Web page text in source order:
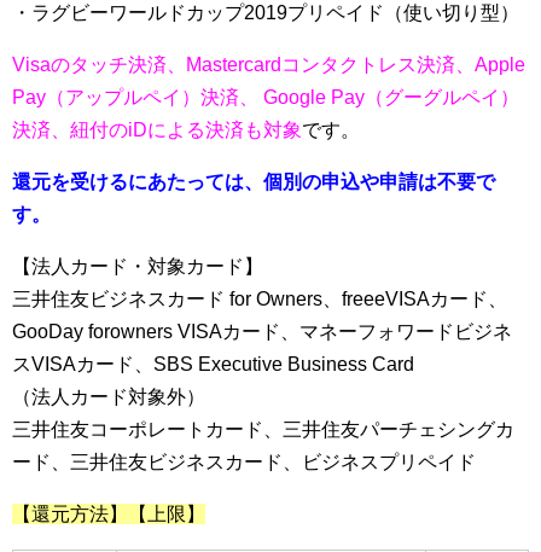
・ラグビーワールドカップ2019プリペイド（使い切り型）
Visaのタッチ決済、Mastercardコンタクトレス決済、Apple
Pay（アップルペイ）決済、 Google Pay（グーグルペイ）
決済、紐付のiDによる決済も対象です。
還元を受けるにあたっては、個別の申込や申請は不要で
す。
【法人カード・対象カード】
三井住友ビジネスカード for Owners、freeeVISAカード、
GooDay forowners VISAカード、マネーフォワードビジネ
スVISAカード、SBS Executive Business Card
（法人カード対象外）
三井住友コーポレートカード、三井住友パーチェシングカ
ード、三井住友ビジネスカード、ビジネスプリペイド
【還元方法】【上限】